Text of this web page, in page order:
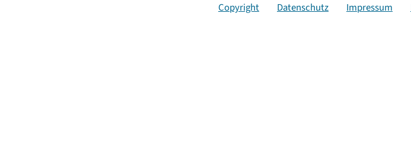
Copyright Datenschutz Impressum